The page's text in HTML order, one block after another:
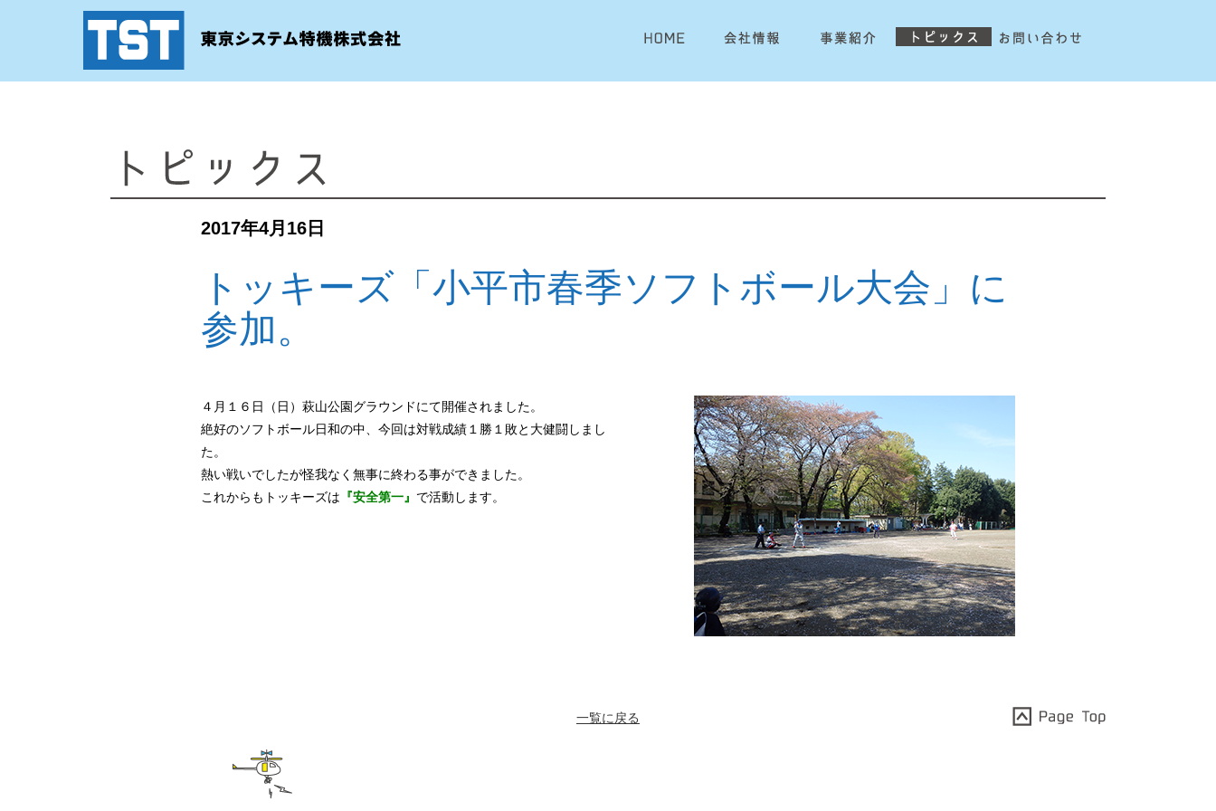
2017年4月16日
トッキーズ「小平市春季ソフトボール大会」に
参加。
４月１６日（日）萩山公園グラウンドにて開催されました。
絶好のソフトボール日和の中、今回は対戦成績１勝１敗と大健闘しまし
た。
熱い戦いでしたが怪我なく無事に終わる事ができました。
これからもトッキーズは 『安全第一』 で活動します。
一覧に戻る